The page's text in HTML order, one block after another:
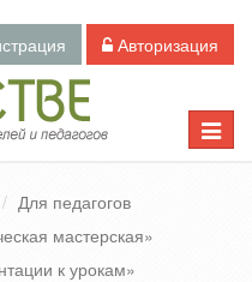
Авторизация
Toggle
Для педагогов
мастерская»
к урокам»